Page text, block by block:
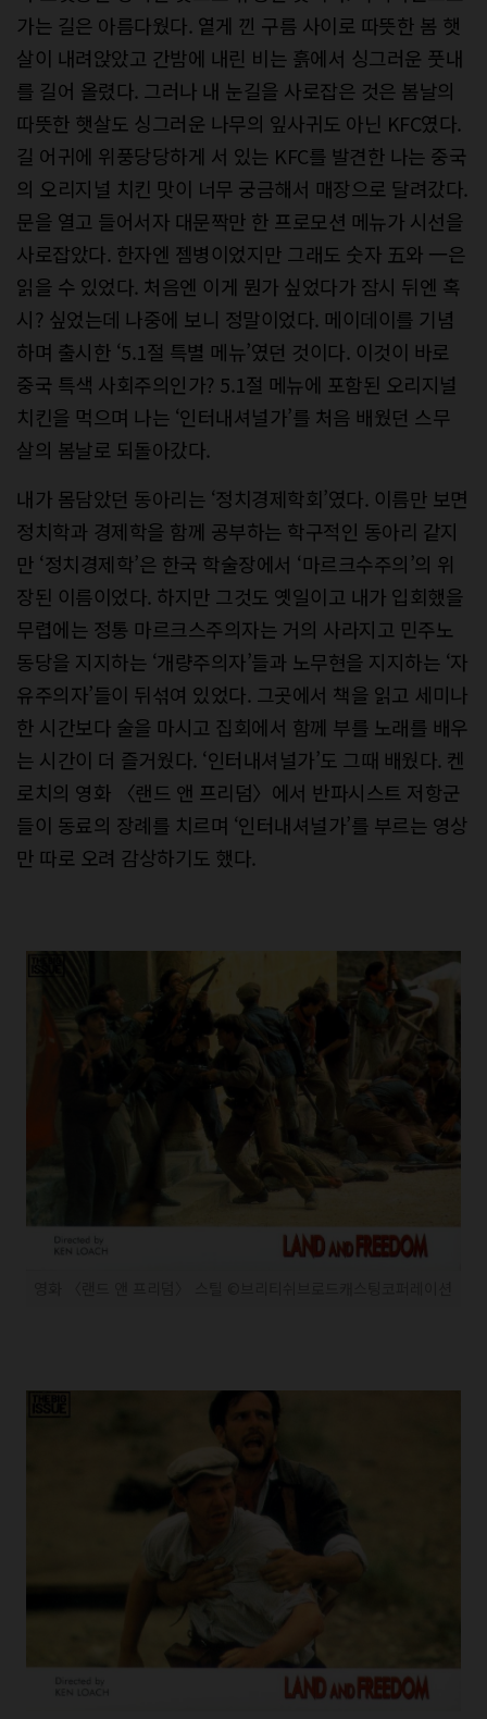
가는 길은 아름다웠다. 옅게 낀 구름 사이로 따뜻한 봄 햇
살이 내려앉았고 간밤에 내린 비는 흙에서 싱그러운 풋내
를 길어 올렸다. 그러나 내 눈길을 사로잡은 것은 봄날의
따뜻한 햇살도 싱그러운 나무의 잎사귀도 아닌 KFC였다.
길 어귀에 위풍당당하게 서 있는 KFC를 발견한 나는 중국
의 오리지널 치킨 맛이 너무 궁금해서 매장으로 달려갔다.
문을 열고 들어서자 대문짝만 한 프로모션 메뉴가 시선을
사로잡았다. 한자엔 젬병이었지만 그래도 숫자 五와 一은
읽을 수 있었다. 처음엔 이게 뭔가 싶었다가 잠시 뒤엔 혹
시? 싶었는데 나중에 보니 정말이었다. 메이데이를 기념
하며 출시한 ‘5.1절 특별 메뉴’였던 것이다. 이것이 바로
중국 특색 사회주의인가? 5.1절 메뉴에 포함된 오리지널
치킨을 먹으며 나는 ‘인터내셔널가’를 처음 배웠던 스무
살의 봄날로 되돌아갔다.
내가 몸담았던 동아리는 ‘정치경제학회’였다. 이름만 보면
정치학과 경제학을 함께 공부하는 학구적인 동아리 같지
만 ‘정치경제학’은 한국 학술장에서 ‘마르크수주의’의 위
장된 이름이었다. 하지만 그것도 옛일이고 내가 입회했을
무렵에는 정통 마르크스주의자는 거의 사라지고 민주노
동당을 지지하는 ‘개량주의자’들과 노무현을 지지하는 ‘자
유주의자’들이 뒤섞여 있었다. 그곳에서 책을 읽고 세미나
한 시간보다 술을 마시고 집회에서 함께 부를 노래를 배우
는 시간이 더 즐거웠다. ‘인터내셔널가’도 그때 배웠다. 켄
로치의 영화 〈랜드 앤 프리덤〉에서 반파시스트 저항군
들이 동료의 장례를 치르며 ‘인터내셔널가’를 부르는 영상
만 따로 오려 감상하기도 했다.